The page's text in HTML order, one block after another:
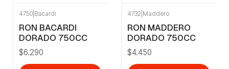
4750 Bacardi
RON BACARDI
DORADO 750CC
$6.290
4732 Maddero
RON MADDERO
DORADO 750CC
$4.450